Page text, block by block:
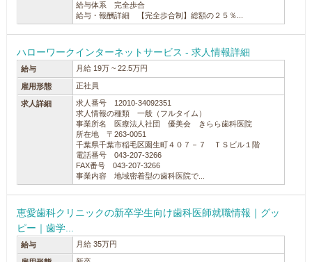
給与体系 完全歩合
給与・報酬詳細 【完全歩合制】総額の２５％...
ハローワークインターネットサービス - 求人情報詳細
給与 月給 19万 ~ 22.5万円
雇用形態 正社員
求人詳細
求人番号 12010-34092351
求人情報の種類 一般（フルタイム）
事業所名 医療法人社団 優美会 きらら歯科医院
所在地 〒263-0051
千葉県千葉市稲毛区園生町４０７－７ ＴＳビル１階
電話番号 043-207-3266
FAX番号 043-207-3266
事業内容 地域密着型の歯科医院で...
恵愛歯科クリニックの新卒学生向け歯科医師就職情報｜グッ
ピー｜歯学...
給与 月給 35万円